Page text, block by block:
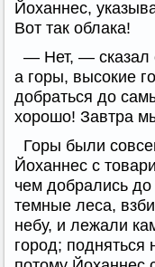
Йоханнес,
Вот так облака!
— Нет, — сказал
а горы, высокие
добраться до
хорошо! Завтра
Горы были
Йоханнес с
чем добрались до
темные леса,
небу, и лежали
город;